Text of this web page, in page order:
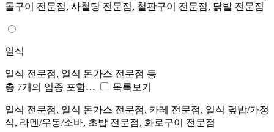
돌구이 전문점, 사철탕 전문점, 철판구이 전문점, 닭발 전문점
일식
일식 전문점, 일식 돈가스 전문점 등
총 7개의 업종 포함…
목록보기
일식 전문점, 일식 돈가스 전문점, 카레 전문점, 일식 덮밥/가정
식, 라멘/우동/소바, 초밥 전문점, 화로구이 전문점